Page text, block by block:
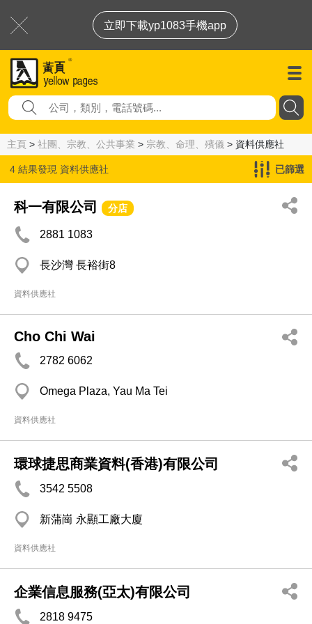
立即下載yp1083手機app
主頁 > 社團、宗教、公共事業 > 宗教、命理、殯儀 > 資料供應社
4 結果發現 資料供應社 已篩選
科一有限公司 分店
2881 1083
長沙灣 長裕街8
資料供應社
Cho Chi Wai
2782 6062
Omega Plaza, Yau Ma Tei
資料供應社
環球捷思商業資料(香港)有限公司
3542 5508
新蒲崗 永顯工廠大廈
資料供應社
企業信息服務(亞太)有限公司
2818 9475